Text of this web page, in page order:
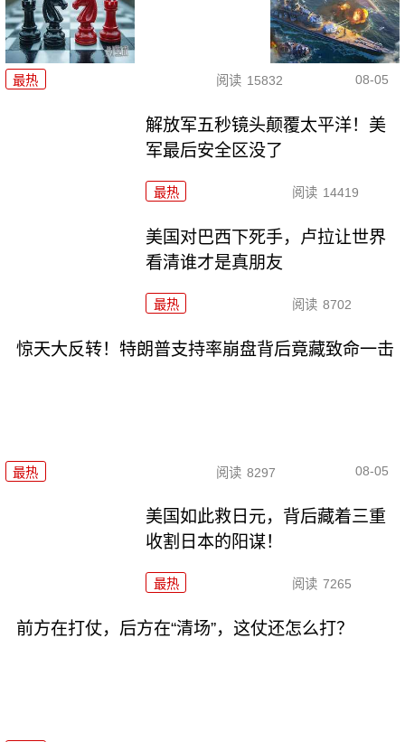
最热 阅读 15832 08-05
解放军五秒镜头颠覆太平洋！美
军最后安全区没了
最热 阅读 14419
美国对巴西下死手，卢拉让世界
看清谁才是真朋友
最热 阅读 8702
惊天大反转！特朗普支持率崩盘背后竟藏致命一击
最热 阅读 8297 08-05
美国如此救日元，背后藏着三重
收割日本的阳谋！
最热 阅读 7265
前方在打仗，后方在“清场”，这仗还怎么打？